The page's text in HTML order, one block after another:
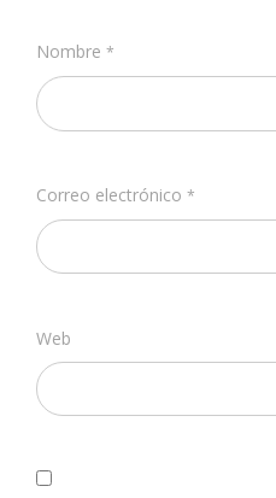
Nombre *
Correo electrónico *
Web